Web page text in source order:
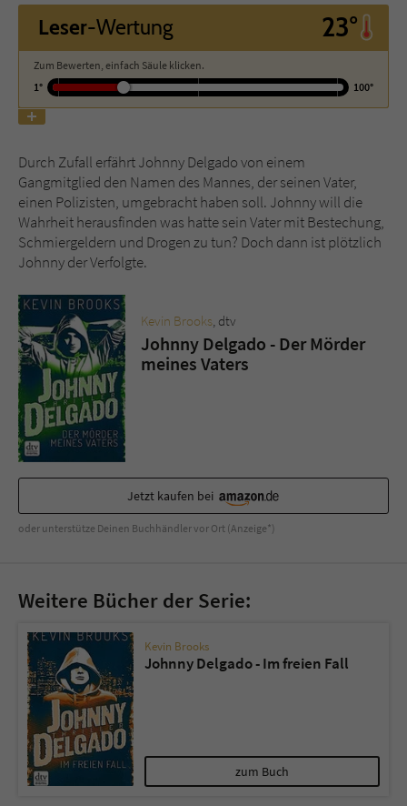
Leser-Wertung 23°
Zum Bewerten, einfach Säule klicken.
1°
100°
Durch Zufall erfährt Johnny Delgado von einem
Gangmitglied den Namen des Mannes, der seinen Vater,
einen Polizisten, umgebracht haben soll. Johnny will die
Wahrheit herausfinden was hatte sein Vater mit Bestechung,
Schmiergeldern und Drogen zu tun? Doch dann ist plötzlich
Johnny der Verfolgte.
Kevin Brooks, dtv
Johnny Delgado - Der Mörder
meines Vaters
Jetzt kaufen bei
oder unterstütze Deinen Buchhändler vor Ort (Anzeige*)
Weitere Bücher der Serie:
Kevin Brooks
Johnny Delgado - Im freien Fall
zum Buch
tx_pwcomments_ahash
Anbieter Literatur-Couch Medien GmbH & Co. KG
Laufzeit
Zweck Cookie für Kommentare einzelner Buchtitel
Name fe_typo_user
Anbieter Literatur-Couch Medien GmbH & Co. KG
Laufzeit
Zweck
Dieses Cookie gewährleistet die
Kommunikation der Webseite mit dem